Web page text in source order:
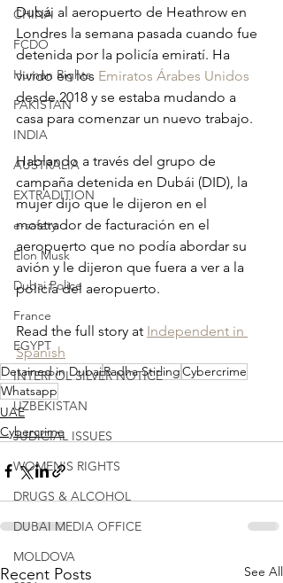
CHINA
FCDO
Human Rights
PAKISTAN
INDIA
AUSTRALIA
EXTRADITION
e-safety
Elon Musk
Dubai Police
France
EGYPT
INTERPOL SILVER NOTICE
UZBEKISTAN
JUDICIAL ISSUES
WOMEN'S RIGHTS
DRUGS & ALCOHOL
DUBAI MEDIA OFFICE
MOLDOVA
Dubái al aeropuerto de Heathrow en
Londres la semana pasada cuando fue
detenida por la policía emiratí. Ha
vivido en los Emiratos Árabes Unidos
desde 2018 y se estaba mudando a
casa para comenzar un nuevo trabajo.
Hablando a través del grupo de
campaña detenida en Dubái (DID), la
mujer dijo que le dijeron en el
mostrador de facturación en el
aeropuerto que no podía abordar su
avión y le dijeron que fuera a ver a la
policía del aeropuerto.
Read the full story at Independent in
Spanish
Detained in DubaiRadha StirlingCybercrime
Whatsapp
UAE
Cybercrime
Recent Posts See All